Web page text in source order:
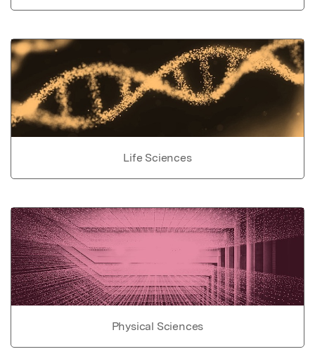
Life Sciences
Physical Sciences